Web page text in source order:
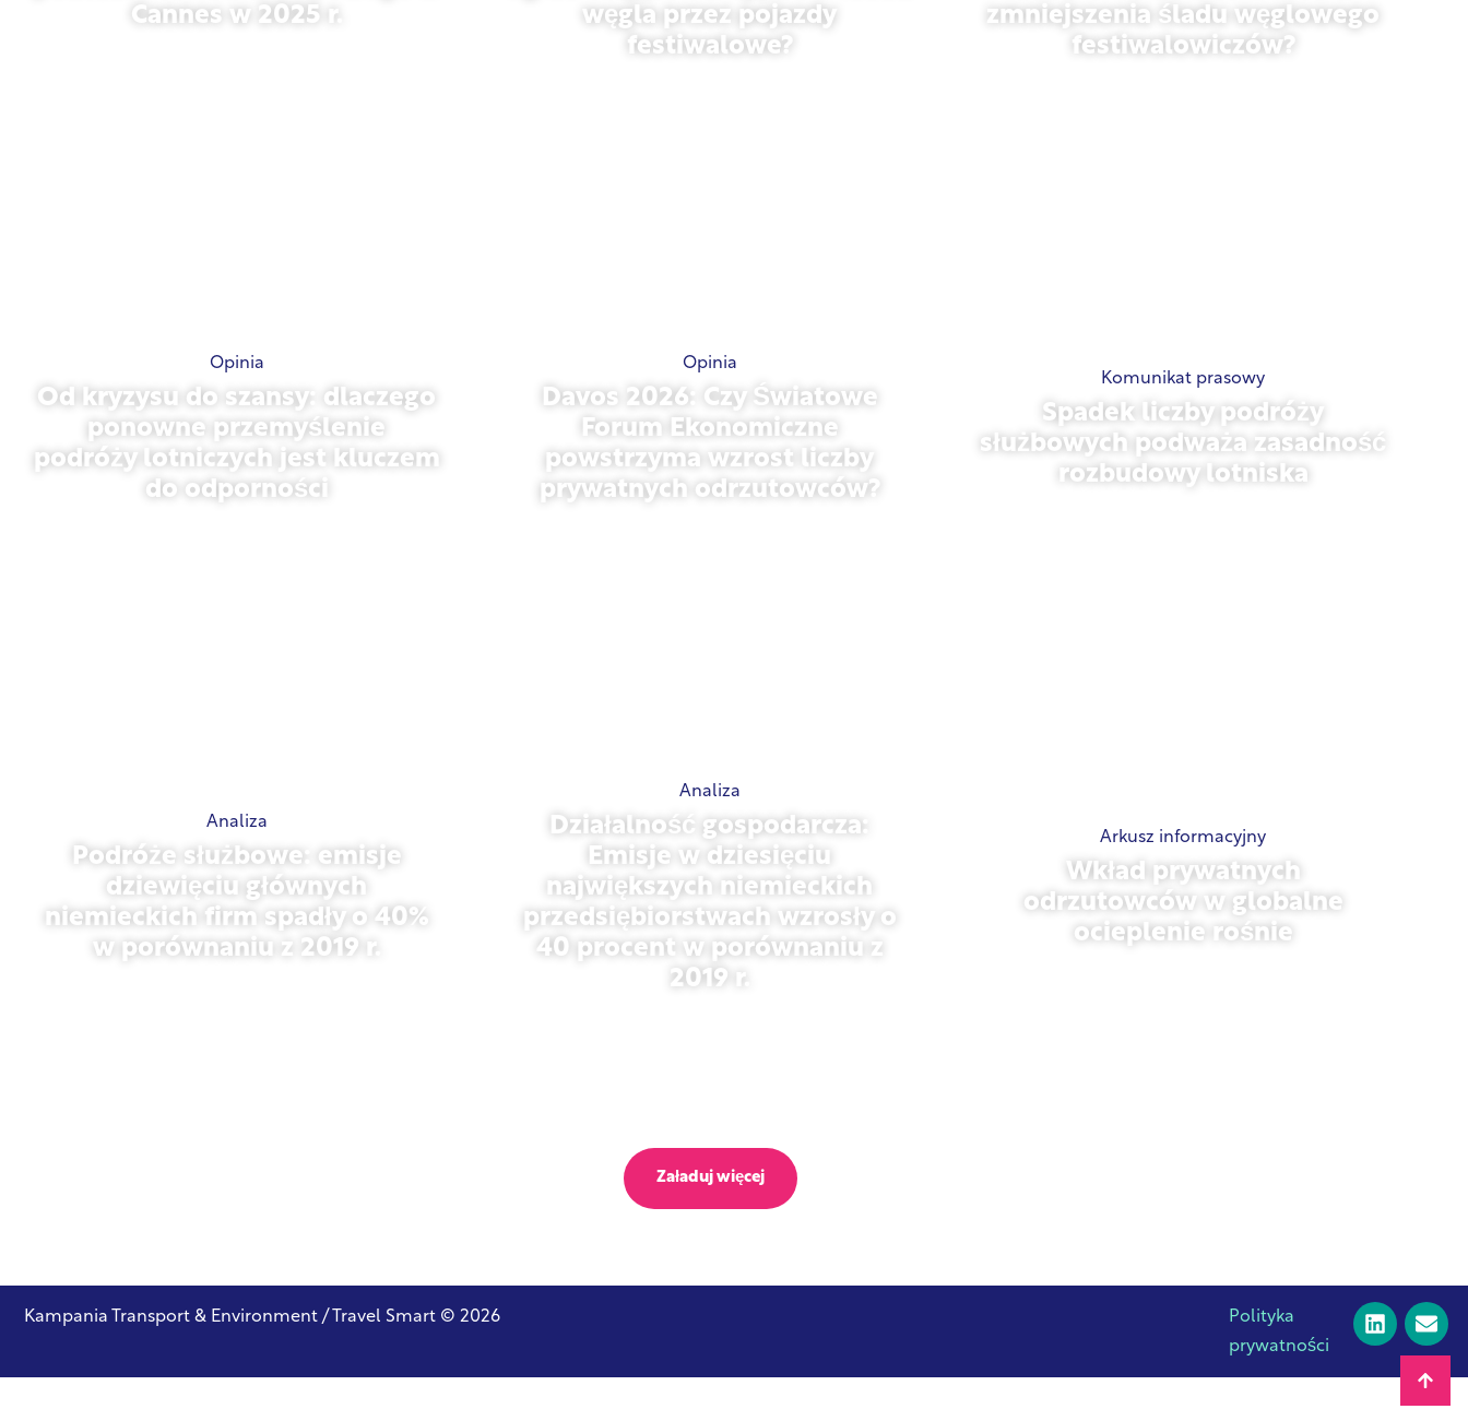
Cannes w 2025 r.
węgla przez pojazdy
festiwalowe?
zmniejszenia śladu węglowego
festiwalowiczów?
Opinia
Od kryzysu do szansy: dlaczego
ponowne przemyślenie
podróży lotniczych jest kluczem
do odporności
Opinia
Davos 2026: Czy Światowe
Forum Ekonomiczne
powstrzyma wzrost liczby
prywatnych odrzutowców?
Komunikat prasowy
Spadek liczby podróży
służbowych podważa zasadność
rozbudowy lotniska
Analiza
Podróże służbowe: emisje
dziewięciu głównych
niemieckich firm spadły o 40%
w porównaniu z 2019 r.
Analiza
Działalność gospodarcza:
Emisje w dziesięciu
największych niemieckich
przedsiębiorstwach wzrosły o
40 procent w porównaniu z
2019 r.
Arkusz informacyjny
Wkład prywatnych
odrzutowców w globalne
ocieplenie rośnie
Załaduj więcej
Kampania Transport & Environment / Travel Smart © 2026
Polityka
prywatności